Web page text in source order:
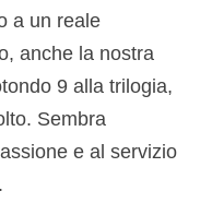
a un reale
anche la nostra
9 alla trilogia,
Sembra
e al servizio